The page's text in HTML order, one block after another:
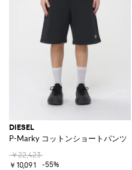
DIESEL
P-Marky コットンショートパンツ
￥22,423
￥10,091
-55%